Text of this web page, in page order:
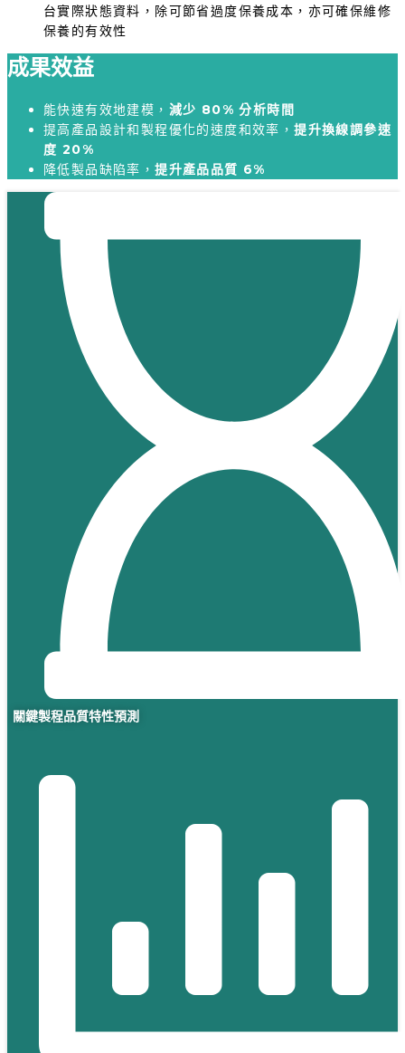
台實際狀態資料，除可節省過度保養成本，亦可確保維修
保養的有效性
成果效益
能快速有效地建模， 減少 80% 分析時間
提高產品設計和製程優化的速度和效率，提升換線調參速
度 20%
降低製品缺陷率，提升產品品質 6%
關鍵製程品質特性預測​